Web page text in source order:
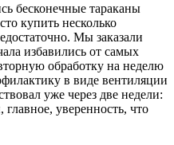
бесконечные тараканы
купить несколько
Мы заказали
избавились от самых
обработку на неделю
в виде вентиляции
уже через две недели:
уверенность, что